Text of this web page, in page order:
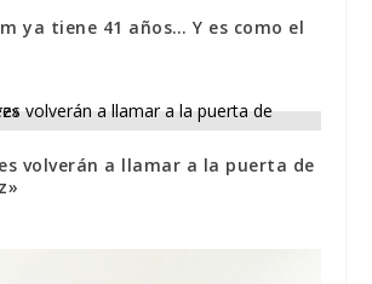
ya tiene 41 años… Y es como el
volverán a llamar a la puerta de